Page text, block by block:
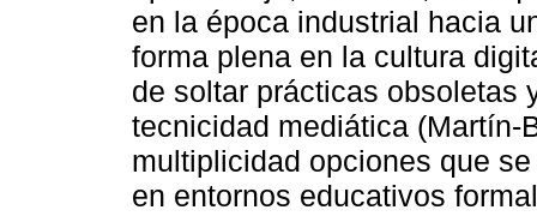
en la época industrial hacia
forma plena en la cultura
de soltar prácticas obsoletas
tecnicidad mediática (Martín-
multiplicidad opciones que
en entornos educativos